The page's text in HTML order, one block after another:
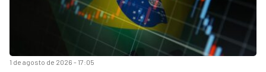
1 de agosto de 2026 - 17:05